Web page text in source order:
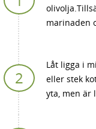
marinaden
Låt ligga i
eller stek
yta, men är